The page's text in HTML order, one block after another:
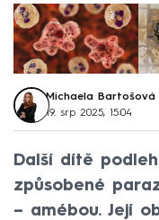
Michaela Bartošová
19. srp 2025, 15:04
Další dítě
způsobené
– amébou. Její